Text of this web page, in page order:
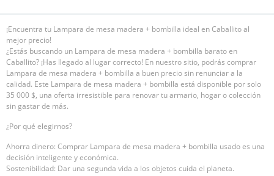
¡Encuentra tu Lampara de mesa madera + bombilla ideal en Caballito al
mejor precio!
¿Estás buscando un Lampara de mesa madera + bombilla barato en
Caballito? ¡Has llegado al lugar correcto! En nuestro sitio, podrás comprar
Lampara de mesa madera + bombilla a buen precio sin renunciar a la
calidad. Este Lampara de mesa madera + bombilla está disponible por solo
35 000 $, una oferta irresistible para renovar tu armario, hogar o colección
sin gastar de más.
¿Por qué elegirnos?
Ahorra dinero: Comprar Lampara de mesa madera + bombilla usado es una
decisión inteligente y económica.
Sostenibilidad: Dar una segunda vida a los objetos cuida el planeta.